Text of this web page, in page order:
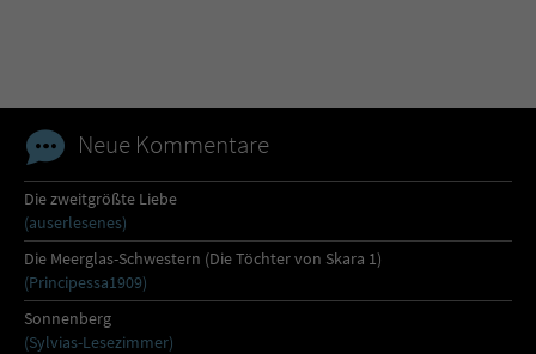
Neue Kommentare
Die zweitgrößte Liebe
(auserlesenes)
Die Meerglas-Schwestern (Die Töchter von Skara 1)
(Principessa1909)
Sonnenberg
(Sylvias-Lesezimmer)